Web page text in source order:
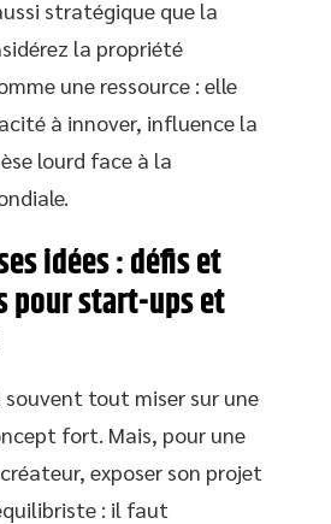
stratégique que la
la propriété
une ressource : elle
à innover, influence la
lourd face à la
idées : défis et
pour start-ups et
souvent tout miser sur une
fort. Mais, pour une
exposer son projet
: il faut